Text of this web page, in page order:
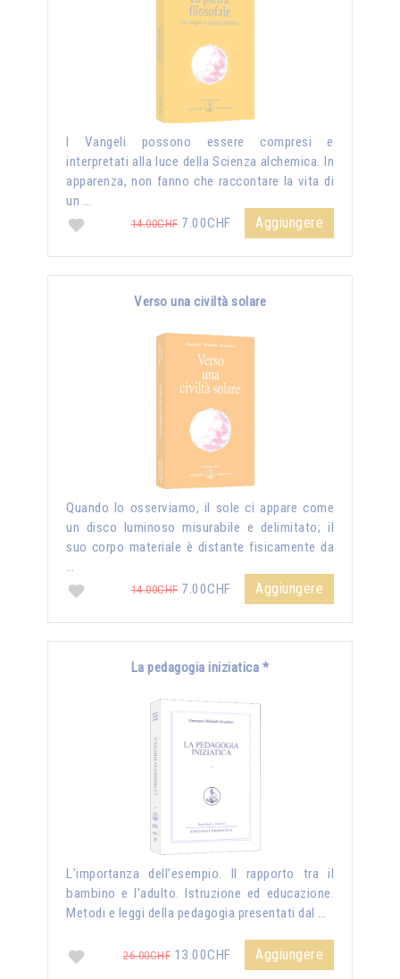
I Vangeli possono essere compresi e
interpretati alla luce della Scienza alchemica. In
apparenza, non fanno che raccontare la vita di
un …
14.00CHF7.00CHF Aggiungere
Verso una civiltà solare
Quando lo osserviamo, il sole ci appare come
un disco luminoso misurabile e delimitato; il
suo corpo materiale è distante fisicamente da
…
14.00CHF7.00CHF Aggiungere
La pedagogia iniziatica *
L’importanza dell’esempio. Il rapporto tra il
bambino e l'adulto. Istruzione ed educazione.
Metodi e leggi della pedagogia presentati dal …
26.00CHF 13.00CHF Aggiungere